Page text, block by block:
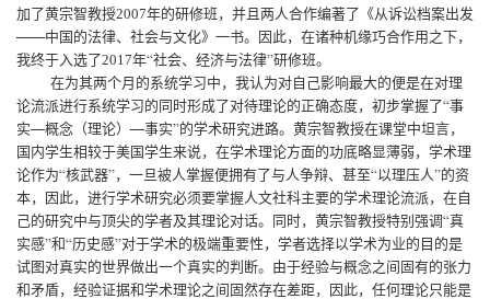
加了黄宗智教授2007年的研修班，并且两人合作编著了《从诉讼档案出发
——中国的法律、社会与文化》一书。因此，在诸种机缘巧合作用之下，
我终于入选了2017年“社会、经济与法律”研修班。
在为其两个月的系统学习中，我认为对自己影响最大的便是在对理
论流派进行系统学习的同时形成了对待理论的正确态度，初步掌握了“事
实—概念（理论）—事实”的学术研究进路。黄宗智教授在课堂中坦言，
国内学生相较于美国学生来说，在学术理论方面的功底略显薄弱，学术理
论作为“核武器”，一旦被人掌握便拥有了与人争辩、甚至“以理压人”的资
本，因此，进行学术研究必须要掌握人文社科主要的学术理论流派，在自
己的研究中与顶尖的学者及其理论对话。同时，黄宗智教授特别强调“真
实感”和“历史感”对于学术的极端重要性，学者选择以学术为业的目的是
试图对真实的世界做出一个真实的判断。由于经验与概念之间固有的张力
和矛盾，经验证据和学术理论之间固然存在差距，因此，任何理论只能是